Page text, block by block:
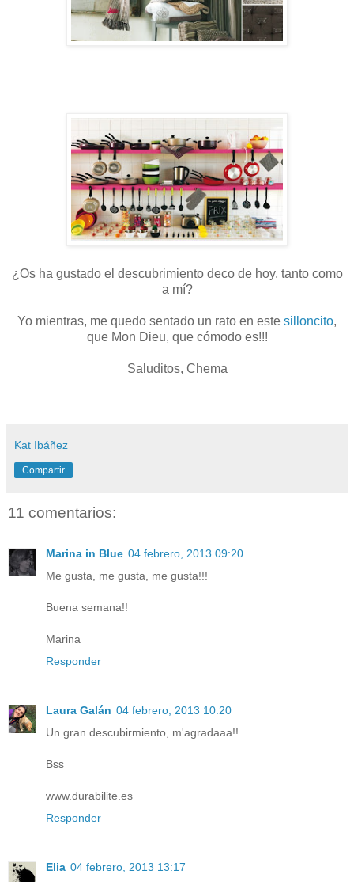
¿Os ha gustado el descubrimiento deco de hoy, tanto como
a mí?
Yo mientras, me quedo sentado un rato en este silloncito,
que Mon Dieu, que cómodo es!!!
Saluditos, Chema
Kat Ibáñez
Compartir
11 comentarios:
Marina in Blue 04 febrero, 2013 09:20
Me gusta, me gusta, me gusta!!!
Buena semana!!
Marina
Responder
Laura Galán 04 febrero, 2013 10:20
Un gran descubirmiento, m'agradaaa!!
Bss
www.durabilite.es
Responder
Elia 04 febrero, 2013 13:17